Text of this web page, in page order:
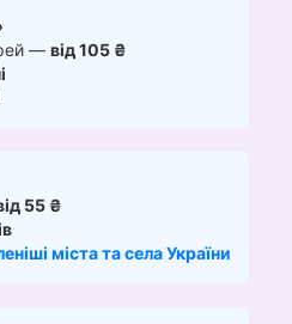
— від 105 ₴
55 ₴
міста та села України